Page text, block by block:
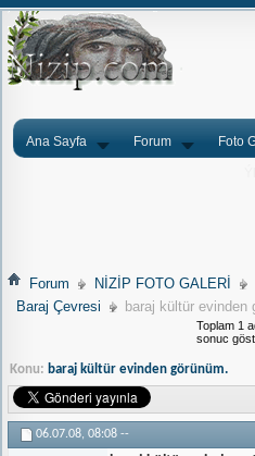
Ana Sayfa Forum Foto
Forum NİZİP FOTO GALERİ
Baraj Çevresi
baraj kültür evinden
Toplam 1
sonuc
Konu: baraj kültür evinden görünüm.
06.07.08, 08:08 --